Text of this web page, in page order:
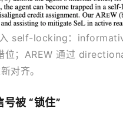
入 self-locking：
；AREW 通过
对齐。
被 “锁住”